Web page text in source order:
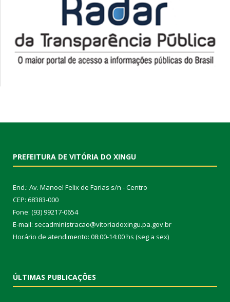
PREFEITURA DE VITÓRIA DO XINGU
End.: Av. Manoel Felix de Farias s/n - Centro
CEP: 68383-000
Fone: (93) 99217-0654
E-mail: secadministracao@vitoriadoxingu.pa.gov.br
Horário de atendimento: 08:00-14:00 hs (seg a sex)
ÚLTIMAS PUBLICAÇÕES